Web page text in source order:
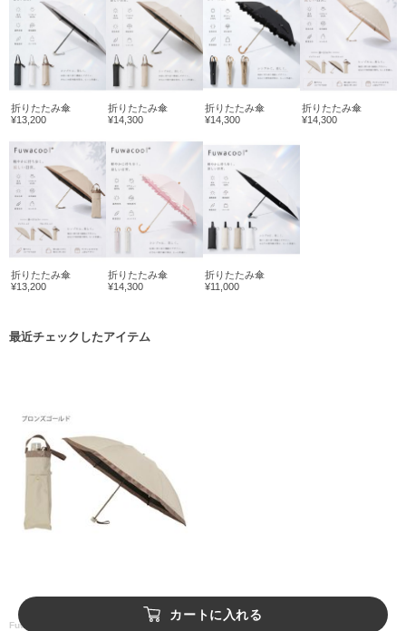
カートに入れる
折りたたみ傘
¥13,200
折りたたみ傘
¥14,300
折りたたみ傘
¥14,300
折りたたみ傘
¥14,300
折りたたみ傘
¥13,200
折りたたみ傘
¥14,300
折りたたみ傘
¥11,000
最近チェックしたアイテム
Fuwacool®